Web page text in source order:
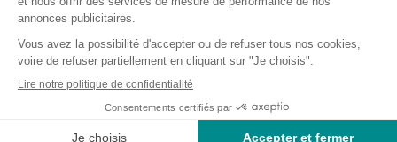
Produits complémentaires